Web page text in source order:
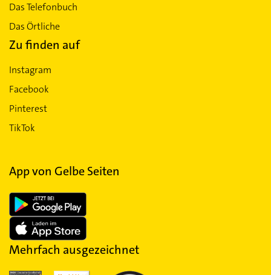
Das Telefonbuch
Das Örtliche
Zu finden auf
Instagram
Facebook
Pinterest
TikTok
App von Gelbe Seiten
Mehrfach ausgezeichnet